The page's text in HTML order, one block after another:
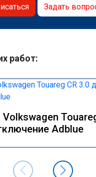
Задать
работ:
Adblue